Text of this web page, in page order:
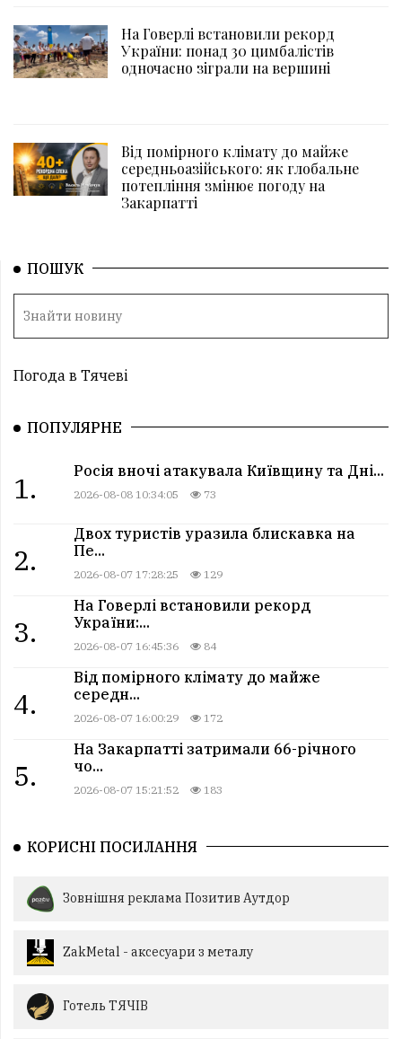
На Говерлі встановили рекорд
України: понад 30 цимбалістів
одночасно зіграли на вершині
Від помірного клімату до майже
середньоазійського: як глобальне
потепління змінює погоду на
Закарпатті
ПОШУК
Погода в Тячеві
ПОПУЛЯРНЕ
1.
Росія вночі атакувала Київщину та Дні...
2026-08-08 10:34:05 73
2.
Двох туристів уразила блискавка на
Пе...
2026-08-07 17:28:25 129
3.
На Говерлі встановили рекорд
України:...
2026-08-07 16:45:36 84
4.
Від помірного клімату до майже
середн...
2026-08-07 16:00:29 172
5.
На Закарпатті затримали 66-річного
чо...
2026-08-07 15:21:52 183
КОРИСНІ ПОСИЛАННЯ
Зовнішня реклама Позитив Аутдор
ZakMetal - аксесуари з металу
Готель ТЯЧІВ